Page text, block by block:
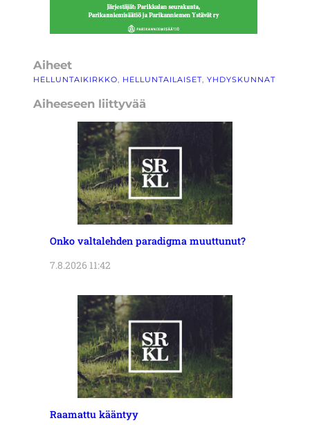
Aiheet
HELLUNTAIKIRKKO, HELLUNTAILAISET, YHDYSKUNNAT
Aiheeseen liittyvää
Onko valtalehden paradigma muuttunut?
7.8.2026 11:42
Raamattu kääntyy